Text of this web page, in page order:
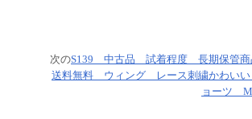
次のS139 中古品 試着程度 長期保管
送料無料 ウィング レース刺繍かわい
ョーツ М